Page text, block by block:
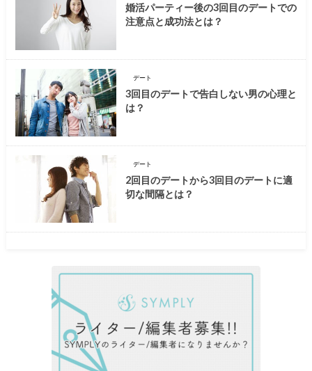
婚活パーティー後の3回目のデートでの
注意点と成功法とは？
デート
3回目のデートで告白しない男の心理と
は？
デート
2回目のデートから3回目のデートに適
切な間隔とは？